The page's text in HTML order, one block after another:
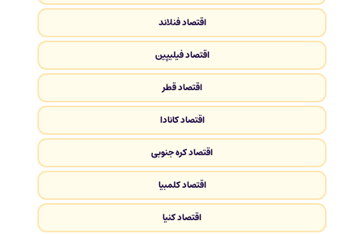
اقتصاد فنلاند
اقتصاد فیلیپین
اقتصاد قطر
اقتصاد کانادا
اقتصاد کره جنوبی
اقتصاد کلمبیا
اقتصاد کنیا